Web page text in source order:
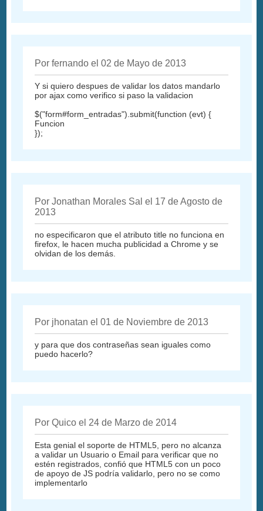
Por fernando el 02 de Mayo de 2013
Y si quiero despues de validar los datos mandarlo
por ajax como verifico si paso la validacion
$("form#form_entradas").submit(function (evt) {
Funcion
});
Por Jonathan Morales Sal el 17 de Agosto de
2013
no especificaron que el atributo title no funciona en
firefox, le hacen mucha publicidad a Chrome y se
olvidan de los demás.
Por jhonatan el 01 de Noviembre de 2013
y para que dos contraseñas sean iguales como
puedo hacerlo?
Por Quico el 24 de Marzo de 2014
Esta genial el soporte de HTML5, pero no alcanza
a validar un Usuario o Email para verificar que no
estén registrados, confió que HTML5 con un poco
de apoyo de JS podría validarlo, pero no se como
implementarlo